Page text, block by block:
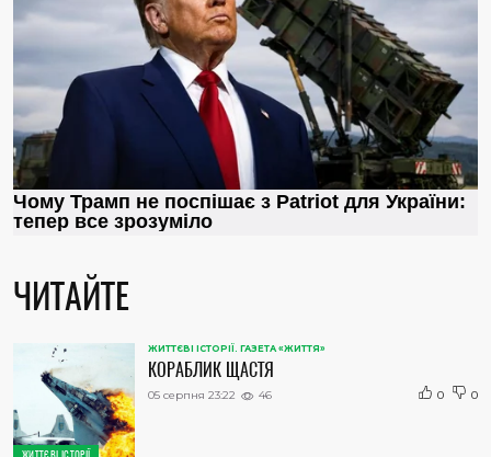
ЧИТАЙТЕ
ЖИТТЄВІ ІСТОРІЇ. ГАЗЕТА «ЖИТТЯ»
КОРАБЛИК ЩАСТЯ
05 серпня 23:22 46 0 0